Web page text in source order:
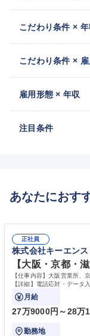
こだわり条件 × 年
こだわり条件 ×
雇用形態 × 年収
注目条件
あなたにおす
正社員
株式会社キーエンス
【大阪・京都
【仕事内容】大阪営業所、
【詳細】電話応対・データ
で発生する事務業務や業務
月給
27万9000円～28万
勤務地